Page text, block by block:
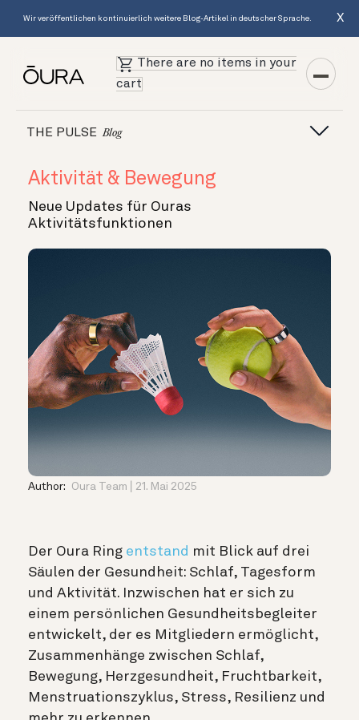
Wir veröffentlichen kontinuierlich weitere Blog-Artikel in deutscher Sprache. X
There are no items in your
cart
THE PULSE Blog
Aktivität & Bewegung
Neue Updates für Ouras
Aktivitätsfunktionen
Author: Oura Team 21. Mai 2025
Der Oura Ring entstand mit Blick auf drei
Säulen der Gesundheit: Schlaf, Tagesform
und Aktivität. Inzwischen hat er sich zu
einem persönlichen Gesundheitsbegleiter
entwickelt, der es Mitgliedern ermöglicht,
Zusammenhänge zwischen Schlaf,
Bewegung, Herzgesundheit, Fruchtbarkeit,
Menstruationszyklus, Stress, Resilienz und